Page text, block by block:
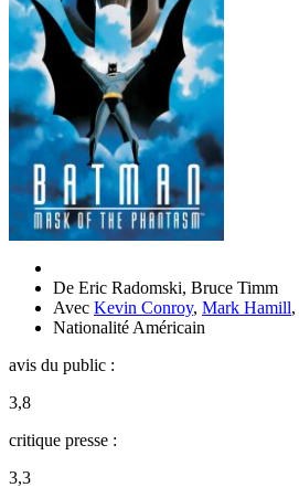
De Eric Radomski, Bruce Timm
Avec Kevin Conroy, Mark Hamill,
Nationalité Américain
avis du public :
3,8
critique presse :
3,3